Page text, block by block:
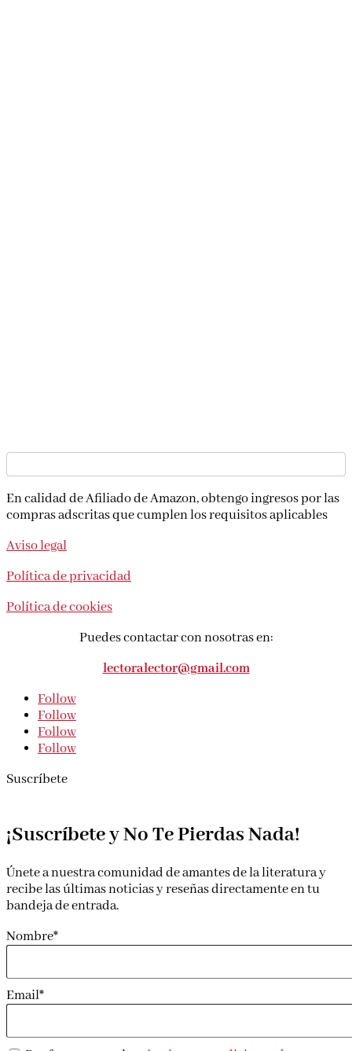
En calidad de Afiliado de Amazon, obtengo ingresos por las
compras adscritas que cumplen los requisitos aplicables
Aviso legal
Política de privacidad
Política de cookies
Puedes contactar con nosotras en:
lectoralector@gmail.com
Follow
Follow
Follow
Follow
Suscríbete
¡Suscríbete y No Te Pierdas Nada!
Únete a nuestra comunidad de amantes de la literatura y
recibe las últimas noticias y reseñas directamente en tu
bandeja de entrada.
Nombre*
Email*